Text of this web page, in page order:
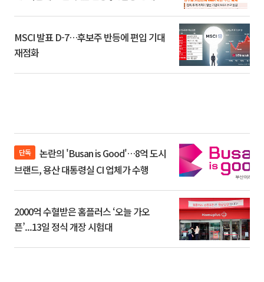
MSCI 발표 D-7…후보주 반등에 편입 기대
재점화
단독
브랜드, 용산 대통령실 CI 업체가 수행
2000억 수혈받은 홈플러스 ‘오늘 가오
픈’...13일 정식 개장 시험대